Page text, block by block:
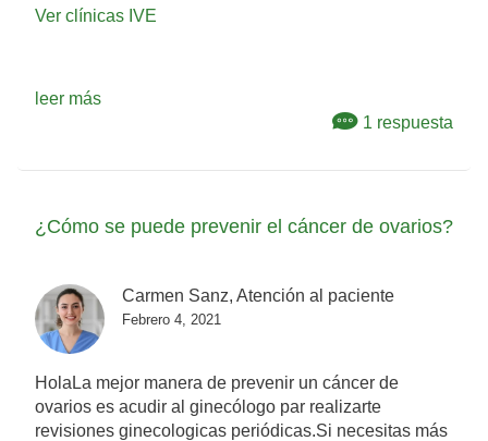
Ver clínicas IVE
leer más
1 respuesta
¿Cómo se puede prevenir el cáncer de ovarios?
Carmen Sanz, Atención al paciente
Febrero 4, 2021
HolaLa mejor manera de prevenir un cáncer de
ovarios es acudir al ginecólogo par realizarte
revisiones ginecologicas periódicas.Si necesitas más